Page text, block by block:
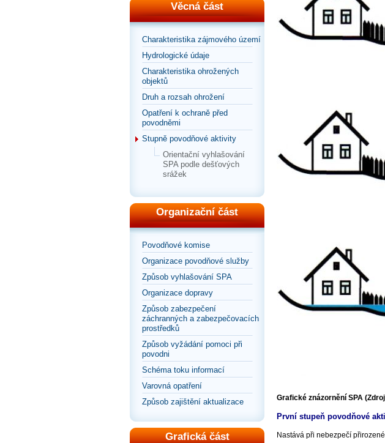
Věcná část
Charakteristika zájmového území
Hydrologické údaje
Charakteristika ohrožených
objektů
Druh a rozsah ohrožení
Opatření k ochraně před
povodněmi
Stupně povodňové aktivity
Orientační vyhlašování
SPA podle dešťových
srážek
Organizační část
Povodňové komise
Organizace povodňové služby
Způsob vyhlašování SPA
Organizace dopravy
Způsob zabezpečení
záchranných a zabezpečovacích
prostředků
Způsob vyžádání pomoci při
povodni
Schéma toku informací
Varovná opatření
Způsob zajištění aktualizace
Grafická část
Grafické znázornění SPA
První stupeň povodňové
Nastává při nebezpečí